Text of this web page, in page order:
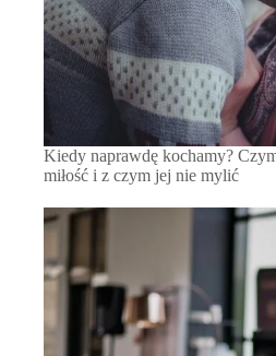
Kiedy naprawdę kochamy?
miłość i z czym jej nie mylić